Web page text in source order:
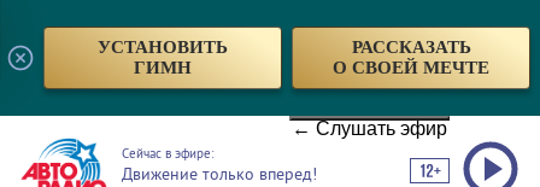
УСТАНОВИТЬ
ГИМН
РАССКАЗАТЬ
О СВОЕЙ МЕЧТЕ
← Слушать эфир
Сейчас в эфире:
Движение только вперед!